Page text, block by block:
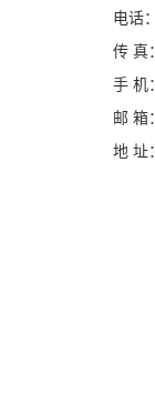
电话
传 真
手 机
邮 箱
地 址